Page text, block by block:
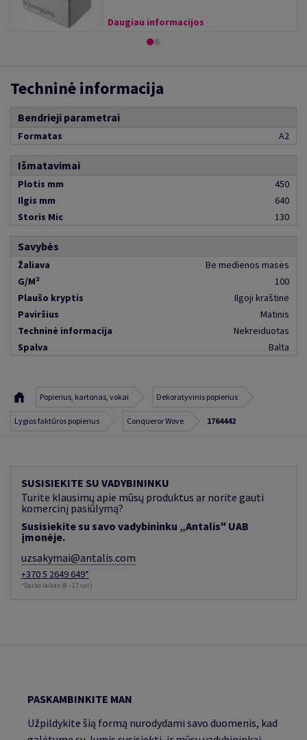
Daugiau informacijos
Techninė informacija
Bendrieji parametrai
Formatas A2
Išmatavimai
Plotis mm
450
Ilgis mm
640
Storis Mic
130
Savybės
Žaliava
Be medienos masės
G/M²
100
Plaušo kryptis
Ilgoji kraštinė
Paviršius
Matinis
Techninė informacija
Nekreiduotas
Spalva
Balta
Popierius, kartonas, vokai Dekoratyvinis popierius
Lygios faktūros popierius Conqueror Wove 1764442
SUSISIEKITE SU VADYBININKU
Turite klausimų apie mūsų produktus ar norite gauti
komercinį pasiūlymą?
Susisiekite su savo vadybininku „Antalis" UAB
įmonėje.
uzsakymai@antalis.com
+370 5 2649 649*
*Darbo laikas (8 - 17 val.)
PASKAMBINKITE MAN
Užpildykite šią formą nurodydami savo duomenis, kad